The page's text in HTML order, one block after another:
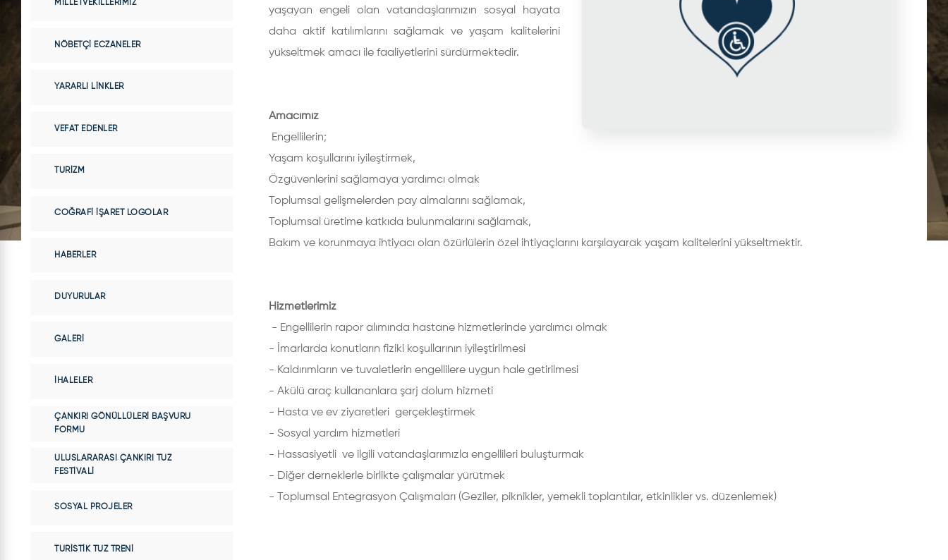
yaşayan engeli olan vatandaşlarımızın sosyal hayata
daha aktif katılımlarını sağlamak ve yaşam kalitelerini
yükseltmek amacı ile faaliyetlerini sürdürmektedir.
Amacımız
Engellilerin;
Yaşam koşullarını iyileştirmek,
Özgüvenlerini sağlamaya yardımcı olmak
Toplumsal gelişmelerden pay almalarını sağlamak,
Toplumsal üretime katkıda bulunmalarını sağlamak,
Bakım ve korunmaya ihtiyacı olan özürlülerin özel ihtiyaçlarını karşılayarak yaşam kalitelerini yükseltmektir.
Hizmetlerimiz
- Engellilerin rapor alımında hastane hizmetlerinde yardımcı olmak
- İmarlarda konutların fiziki koşullarının iyileştirilmesi
- Kaldırımların ve tuvaletlerin engellilere uygun hale getirilmesi
- Akülü araç kullananlara şarj dolum hizmeti
- Hasta ve ev ziyaretleri gerçekleştirmek
- Sosyal yardım hizmetleri
- Hassasiyetli ve ilgili vatandaşlarımızla engellileri buluşturmak
- Diğer derneklerle birlikte çalışmalar yürütmek
- Toplumsal Entegrasyon Çalışmaları (Geziler, piknikler, yemekli toplantılar, etkinlikler vs. düzenlemek)
MILLETVEKILLERIMIZ
NÖBETÇI ECZANELER
YARARLI LINKLER
VEFAT EDENLER
TURIZM
COĞRAFI İŞARET LOGOLAR
HABERLER
DUYURULAR
GALERI
İHALELER
ÇANKIRI GÖNÜLLÜLERI BAŞVURU
FORMU
ULUSLARARASI ÇANKIRI TUZ
FESTIVALI
SOSYAL PROJELER
TURISTIK TUZ TRENI